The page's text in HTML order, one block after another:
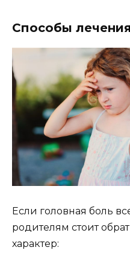
Способы
Если головная боль
родителям стоит
характер: